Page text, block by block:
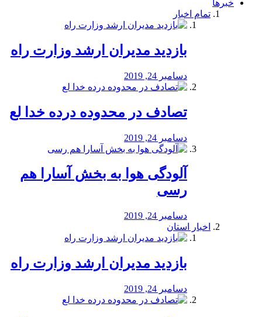
خبرها
تمام اخبار
بازدید مدیران ارشد وزارت راه
دسامبر 24, 2019
تصادف در محدوده درده خدا لع
دسامبر 24, 2019
آلودگی هوا به بخش آسارا هم
رسی
دسامبر 24, 2019
اخبار استان
بازدید مدیران ارشد وزارت راه
دسامبر 24, 2019